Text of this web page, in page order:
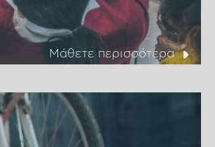
Μάθετε περισσότερα